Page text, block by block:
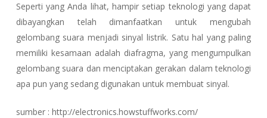
Seperti yang Anda lihat, hampir setiap teknologi yang dapat
dibayangkan telah dimanfaatkan untuk mengubah
gelombang suara menjadi sinyal listrik. Satu hal yang paling
memiliki kesamaan adalah diafragma, yang mengumpulkan
gelombang suara dan menciptakan gerakan dalam teknologi
apa pun yang sedang digunakan untuk membuat sinyal.
sumber : http://electronics.howstuffworks.com/